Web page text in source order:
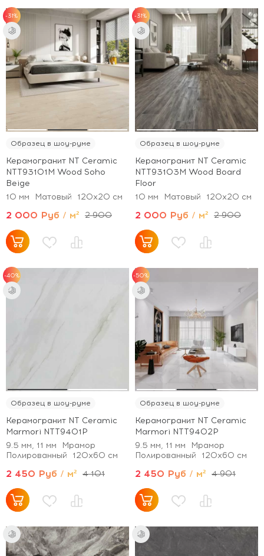
-31%
Образец в шоу-руме
Керамогранит NT Ceramic
NTT93101M Wood Soho
Beige
10 мм
Матовый 120x20 см
2 000 Руб / м² 2 900
-31%
Образец в шоу-руме
Керамогранит NT Ceramic
NTT93103M Wood Board
Floor
10 мм
Матовый 120x20 см
2 000 Руб / м² 2 900
-40%
Образец в шоу-руме
Керамогранит NT Ceramic
Marmori NTT9401P
9.5 мм, 11 мм
Мрамор
Полированный
120x60 см
2 450 Руб / м² 4 101
-50%
Образец в шоу-руме
Керамогранит NT Ceramic
Marmori NTT9402P
9.5 мм, 11 мм
Мрамор
Полированный
120x60 см
2 450 Руб / м² 4 901